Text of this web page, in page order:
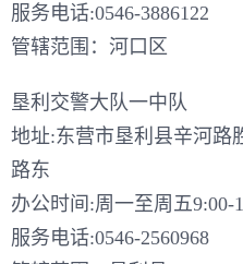
服务电话:0546-3886122
管辖范围：河口区
垦利交警大队一中队
地址:东营市垦利县辛河路
路东
办公时间:周一至周五9:00-
服务电话:0546-2560968